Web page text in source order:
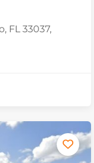
FL 33037,